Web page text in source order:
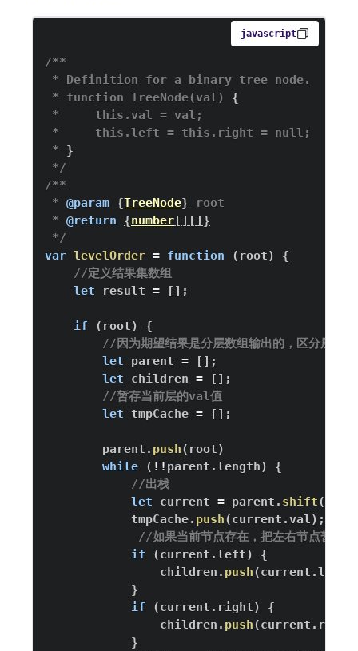
javascript
* function TreeNode(val) {
* }
*/
* @param {TreeNode}
root
* @return {number[ ] [ ] }
*/
var levelOrder = function ( root)
{
//定义结果集数组
let result = [ ] ;
if ( root)
{
//因为期望结果是分层数组输出的，区分层次
let parent = [ ] ;
let children = [ ] ;
//暂存当前层的val值
let tmpCache = [ ] ;
        parent
. push( root)
while
( ! ! parent .length)
{
//出栈
let current = parent . shift(
            tmpCache
. push(current .val) ;
//如果当前节点存在，把左右节点暂存
if
(current .left)
{
                children
. push(current .left
}
if
(current . right)
{
                children
. push(current . right
}